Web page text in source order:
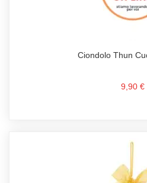
Ciondolo Thun
9,90 €